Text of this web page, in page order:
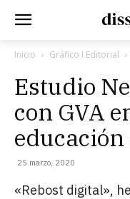
Inicio Gráfico I Editorial
Estudio
con GVA
25 marzo, 2020
«Rebost digital»,